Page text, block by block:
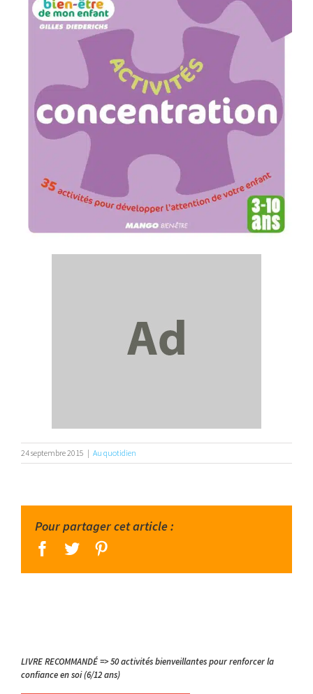
24 septembre 2015 | Au quotidien
Pour partager cet article :
facebook
twitter
LIVRE RECOMMANDÉ => 50 activités bienveillantes pour renforcer la
confiance en soi (6/12 ans)